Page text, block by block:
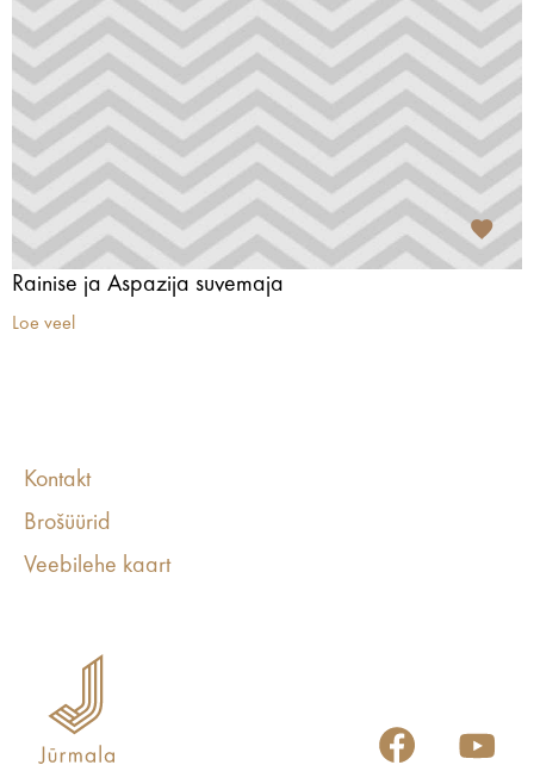
Rainise ja Aspazija suvemaja
Loe veel
Kontakt
Brošüürid
Veebilehe kaart